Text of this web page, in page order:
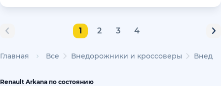
1 2 3 4
Главная Все Внедорожники и кроссоверы
Renault Arkana по состоянию